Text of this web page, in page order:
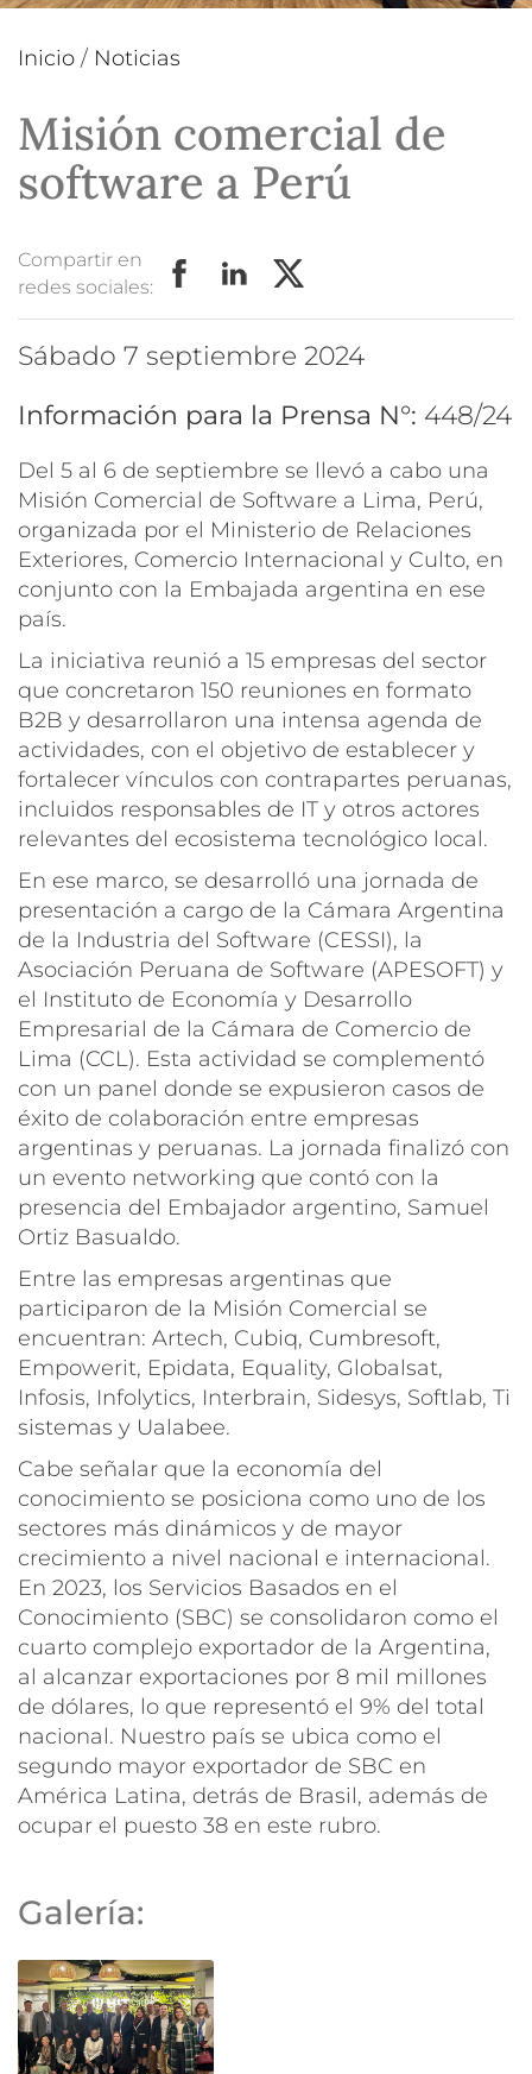
Inicio / Noticias
Misión comercial de
software a Perú
Compartir en
redes sociales:
sábado 7 septiembre 2024
Información para la Prensa N°: 448/24
Del 5 al 6 de septiembre se llevó a cabo una
Misión Comercial de Software a Lima, Perú,
organizada por el Ministerio de Relaciones
Exteriores, Comercio Internacional y Culto, en
conjunto con la Embajada argentina en ese
país.
La iniciativa reunió a 15 empresas del sector
que concretaron 150 reuniones en formato
B2B y desarrollaron una intensa agenda de
actividades, con el objetivo de establecer y
fortalecer vínculos con contrapartes peruanas,
incluidos responsables de IT y otros actores
relevantes del ecosistema tecnológico local.
En ese marco, se desarrolló una jornada de
presentación a cargo de la Cámara Argentina
de la Industria del Software (CESSI), la
Asociación Peruana de Software (APESOFT) y
el Instituto de Economía y Desarrollo
Empresarial de la Cámara de Comercio de
Lima (CCL). Esta actividad se complementó
con un panel donde se expusieron casos de
éxito de colaboración entre empresas
argentinas y peruanas. La jornada finalizó con
un evento networking que contó con la
presencia del Embajador argentino, Samuel
Ortiz Basualdo.
Entre las empresas argentinas que
participaron de la Misión Comercial se
encuentran: Artech, Cubiq, Cumbresoft,
Empowerit, Epidata, Equality, Globalsat,
Infosis, Infolytics, Interbrain, Sidesys, Softlab, Ti
sistemas y Ualabee.
Cabe señalar que la economía del
conocimiento se posiciona como uno de los
sectores más dinámicos y de mayor
crecimiento a nivel nacional e internacional.
En 2023, los Servicios Basados en el
Conocimiento (SBC) se consolidaron como el
cuarto complejo exportador de la Argentina,
al alcanzar exportaciones por 8 mil millones
de dólares, lo que representó el 9% del total
nacional. Nuestro país se ubica como el
segundo mayor exportador de SBC en
América Latina, detrás de Brasil, además de
ocupar el puesto 38 en este rubro.
Galería: